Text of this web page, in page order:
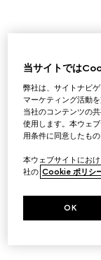
当サイトでは
弊社は、サイトナビ
マーケティング活動
当社のコンテンツの
使用します。本ウェ
用条件に同意したもの
本ウェブサイトにお
社の Cookie ポリシ
OK